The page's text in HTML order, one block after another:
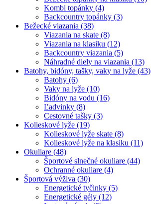
Kombi topánky (4)
Backcountry topánky (3)
Bežecké viazania (38)
Viazania na skate (8)
Viazania na klasiku (12)
Backcountry viazania (5)
Náhradné diely na viazania (13)
Batohy, bidóny, tašky, vaky na lyže (43)
Batohy (6)
Vaky na lyže (10)
Bidóny na vodu (16)
Ľadvinky (8)
Cestovné tašky (3)
Kolieskové lyže (19)
Kolieskové lyže skate (8)
Kolieskové lyže na klasiku (11)
Okuliare (48)
Športové slnečné okuliare (44)
Ochranné okuliare (4)
Športová výživa (30)
Energetické tyčinky (5)
Energetické gély (12)